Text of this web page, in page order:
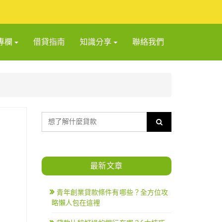
欄 借貸指南 知識分享 聯絡我們
最新文章
青年創業貸款條件有哪些？全方位攻
略懶人包在這裡